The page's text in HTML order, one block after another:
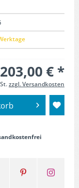
203,00 € *
zzgl. Versandkosten